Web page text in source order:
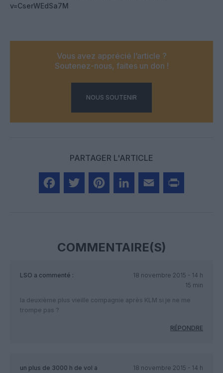
v=CserWEdSa7M
Vous avez apprécié l’article ?
Soutenez-nous, faites un don !
NOUS SOUTENIR
PARTAGER L'ARTICLE
COMMENTAIRE(S)
LSO a commenté :
18 novembre 2015 - 14 h
15 min
la deuxième plus vieille compagnie après KLM si je ne me
trompe pas ?
RÉPONDRE
un plus de 3000 h de vol a
18 novembre 2015 - 14 h